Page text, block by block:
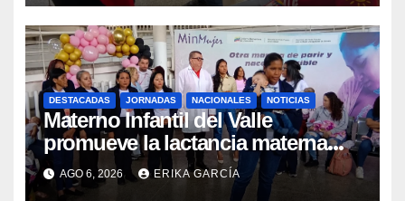
DESTACADAS JORNADAS NACIONALES NOTICIAS
Materno Infantil del Valle
promueve la lactancia materna
como un inicio sostenible para la
vida
AGO 6, 2026 ERIKA GARCÍA